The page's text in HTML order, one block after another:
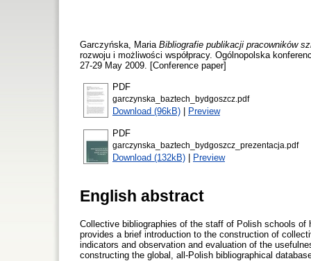
Garczyńska, Maria Bibliografie publikacji pracowników
rozwoju i możliwości współpracy. Ogólnopolska
27-29 May 2009. [Conference paper]
PDF
garczynska_baztech_bydgoszcz.pdf
Download (96kB) | Preview
PDF
garczynska_baztech_bydgoszcz_prezentacja.pdf
Download (132kB) | Preview
English abstract
Collective bibliographies of the staff of Polish schools of
provides a brief introduction to the construction of
indicators and observation and evaluation of the
constructing the global, all-Polish bibliographical